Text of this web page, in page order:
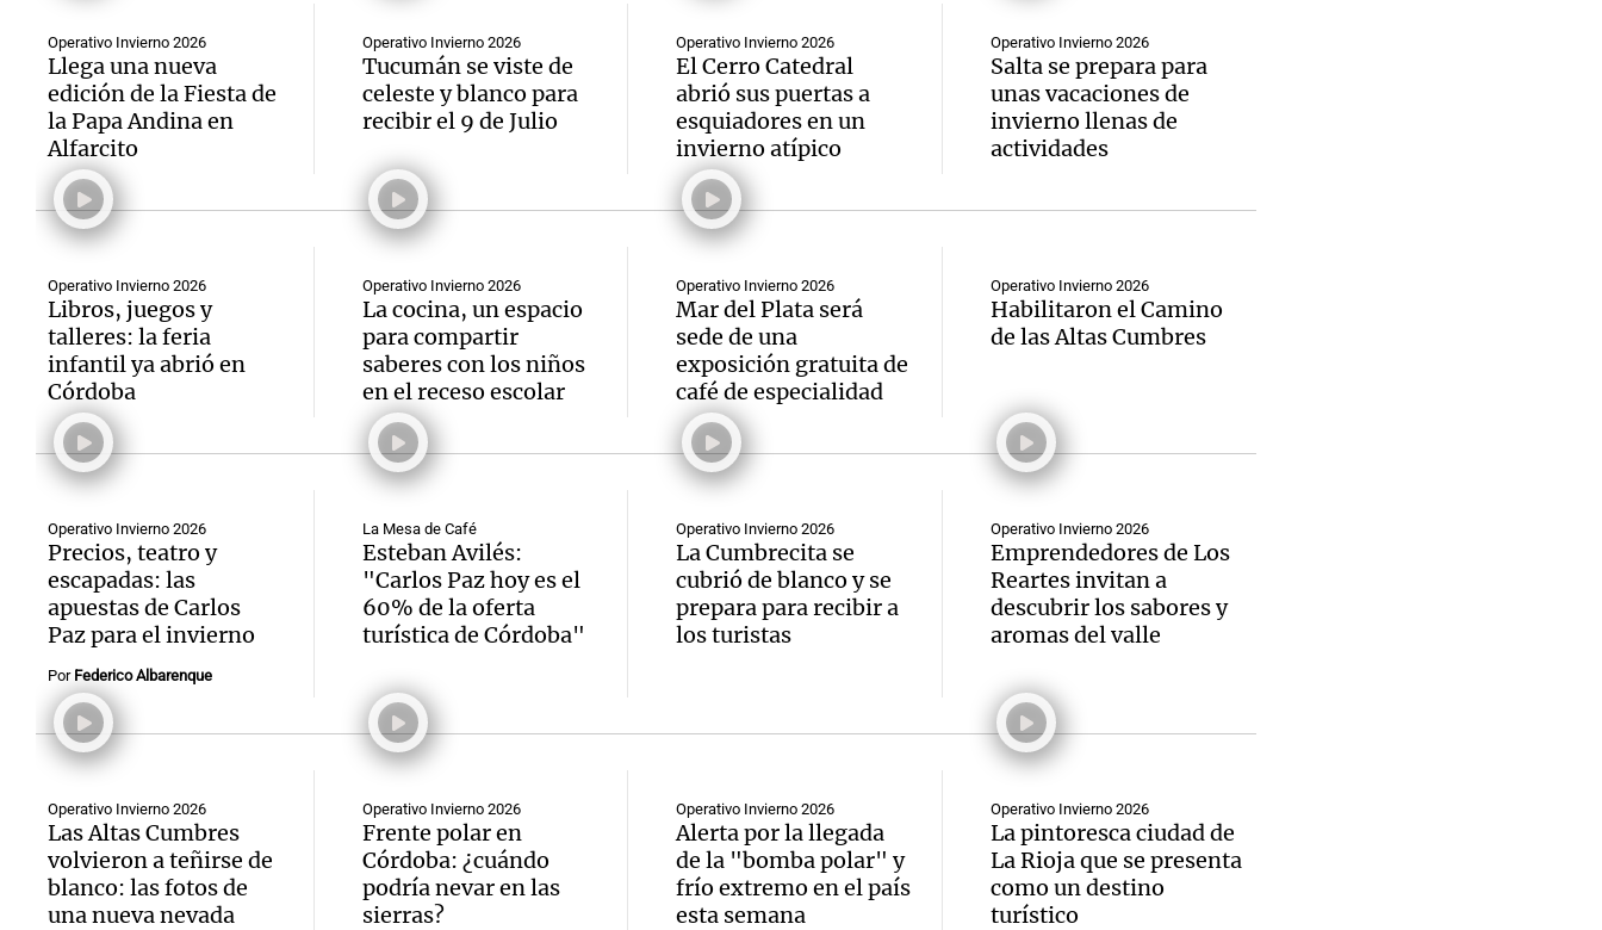
Operativo Invierno 2026
Llega una nueva
edición de la Fiesta de
la Papa Andina en
Alfarcito
Operativo Invierno 2026
Tucumán se viste de
celeste y blanco para
recibir el 9 de Julio
Operativo Invierno 2026
El Cerro Catedral
abrió sus puertas a
esquiadores en un
invierno atípico
Operativo Invierno 2026
Salta se prepara para
unas vacaciones de
invierno llenas de
actividades
Operativo Invierno 2026
Libros, juegos y
talleres: la feria
infantil ya abrió en
Córdoba
Operativo Invierno 2026
La cocina, un espacio
para compartir
saberes con los niños
en el receso escolar
Operativo Invierno 2026
Mar del Plata será
sede de una
exposición gratuita de
café de especialidad
Operativo Invierno 2026
Habilitaron el Camino
de las Altas Cumbres
Operativo Invierno 2026
Precios, teatro y
escapadas: las
apuestas de Carlos
Paz para el invierno
Por Federico Albarenque
La Mesa de Café
Esteban Avilés:
"Carlos Paz hoy es el
60% de la oferta
turística de Córdoba"
Operativo Invierno 2026
La Cumbrecita se
cubrió de blanco y se
prepara para recibir a
los turistas
Operativo Invierno 2026
Emprendedores de Los
Reartes invitan a
descubrir los sabores y
aromas del valle
Operativo Invierno 2026
Las Altas Cumbres
volvieron a teñirse de
blanco: las fotos de
una nueva nevada
Operativo Invierno 2026
Frente polar en
Córdoba: ¿cuándo
podría nevar en las
sierras?
Operativo Invierno 2026
Alerta por la llegada
de la "bomba polar" y
frío extremo en el país
esta semana
Operativo Invierno 2026
La pintoresca ciudad de
La Rioja que se presenta
como un destino
turístico